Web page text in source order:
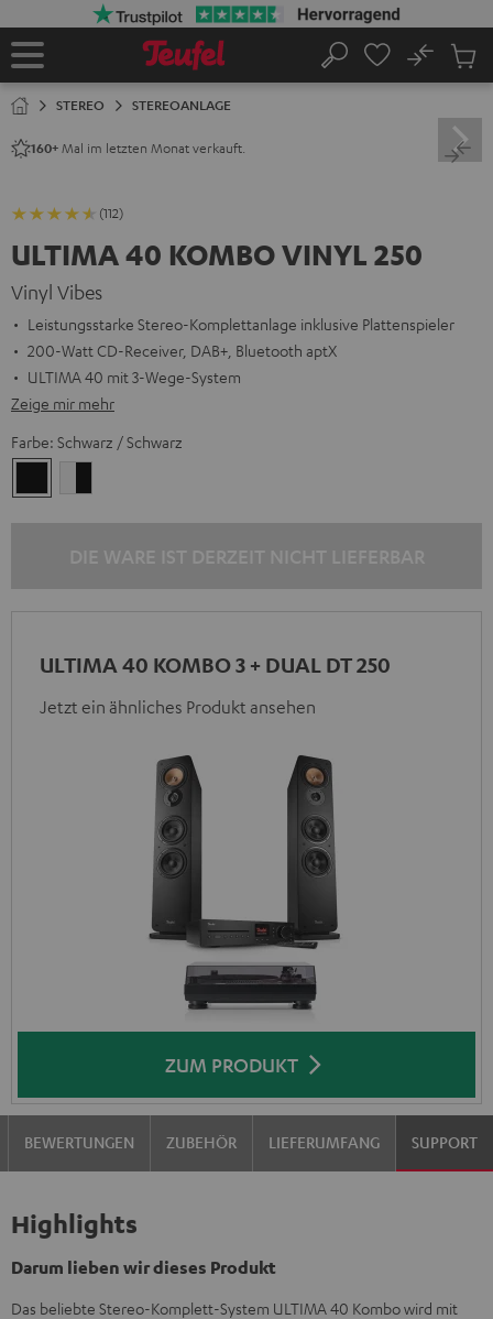
Startseite
Suche
No
STEREO STEREOANLAGE
160+ Mal im letzten Monat verkauft.
(112)
ULTIMA 40 KOMBO VINYL 250
Vinyl Vibes
Leistungsstarke Stereo-Komplettanlage inklusive Plattenspieler
200-Watt CD-Receiver, DAB+, Bluetooth aptX
ULTIMA 40 mit 3-Wege-System
Zeige mir mehr
Farbe: Schwarz / Schwarz
/
ULTIMA 40 KOMBO 3 + DUAL DT 250
Jetzt ein ähnliches Produkt ansehen
ZUM PRODUKT
BEWERTUNGEN ZUBEHÖR LIEFERUMFANG SUPPORT
Highlights
Darum lieben wir dieses Produkt
Das beliebte Stereo-Komplett-System ULTIMA 40 Kombo wird mit